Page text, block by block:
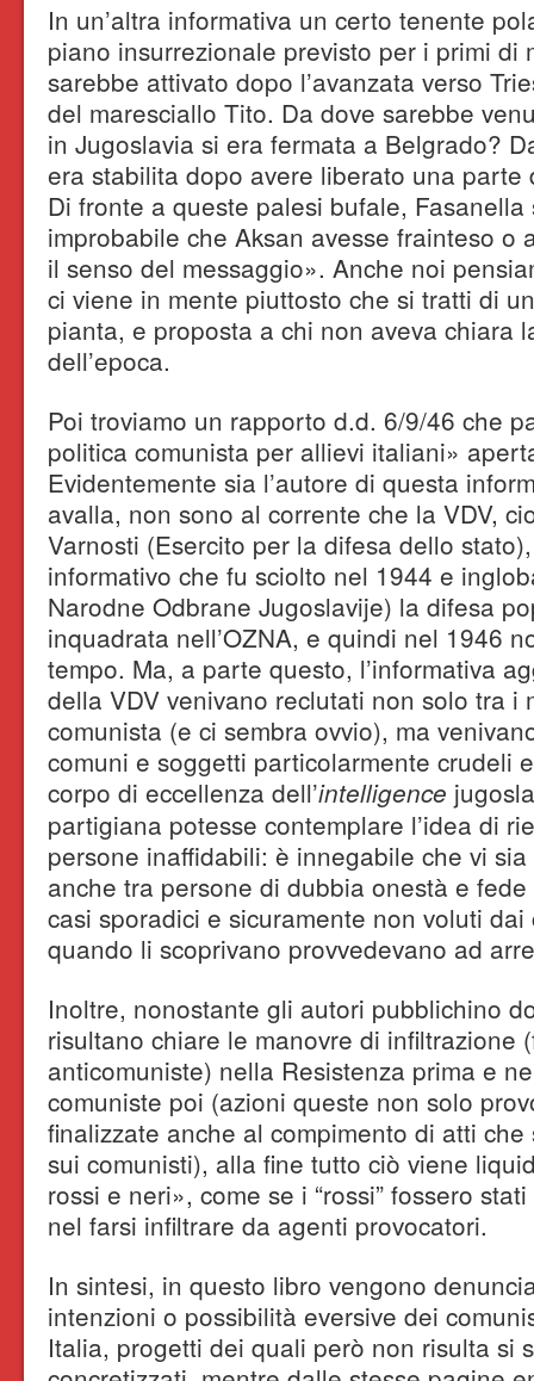
In un’altra informativa un certo tenente
piano insurrezionale previsto per i primi di
sarebbe attivato dopo l’avanzata verso
del maresciallo Tito. Da dove sarebbe
in Jugoslavia si era fermata a Belgrado?
era stabilita dopo avere liberato una
Di fronte a queste palesi bufale,
improbabile che Aksan avesse frainteso o
il senso del messaggio». Anche noi
ci viene in mente piuttosto che si tratti di
pianta, e proposta a chi non aveva chiara
dell’epoca.
Poi troviamo un rapporto d.d. 6/9/46 che
politica comunista per allievi italiani»
Evidentemente sia l’autore di questa
avalla, non sono al corrente che la VDV,
Varnosti (Esercito per la difesa dello
informativo che fu sciolto nel 1944 e
Narodne Odbrane Jugoslavije) la difesa
inquadrata nell’OZNA, e quindi nel 1946
tempo. Ma, a parte questo, l’informativa
della VDV venivano reclutati non solo tra i
comunista (e ci sembra ovvio), ma
comuni e soggetti particolarmente crudeli
corpo di eccellenza dell’intelligence
partigiana potesse contemplare l’idea di
persone inaffidabili: è innegabile che vi sia
anche tra persone di dubbia onestà e
casi sporadici e sicuramente non voluti
quando li scoprivano provvedevano ad
Inoltre, nonostante gli autori pubblichino
risultano chiare le manovre di infiltrazione
anticomuniste) nella Resistenza prima e
comuniste poi (azioni queste non solo
finalizzate anche al compimento di atti
sui comunisti), alla fine tutto ciò viene
rossi e neri», come se i “rossi” fossero
nel farsi infiltrare da agenti provocatori.
In sintesi, in questo libro vengono
intenzioni o possibilità eversive dei
Italia, progetti dei quali però non risulta si